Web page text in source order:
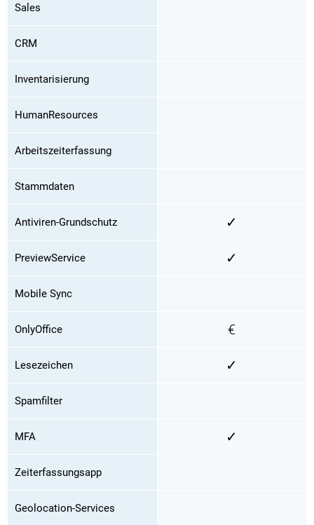
Sales
CRM
Inventarisierung
HumanResources
Arbeitszeiterfassung
Stammdaten
Antiviren-Grundschutz
PreviewService
Mobile Sync
OnlyOffice
Lesezeichen
Spamfilter
MFA
Zeiterfassungsapp
Geolocation-Services
✓
✓
€
✓
✓